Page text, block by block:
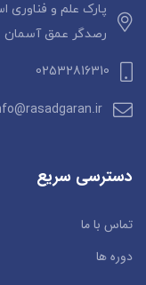
پارک علم و
رصدگر عمق آسمان
02532816310
دسترسی سریع
تماس با ما
دوره ها